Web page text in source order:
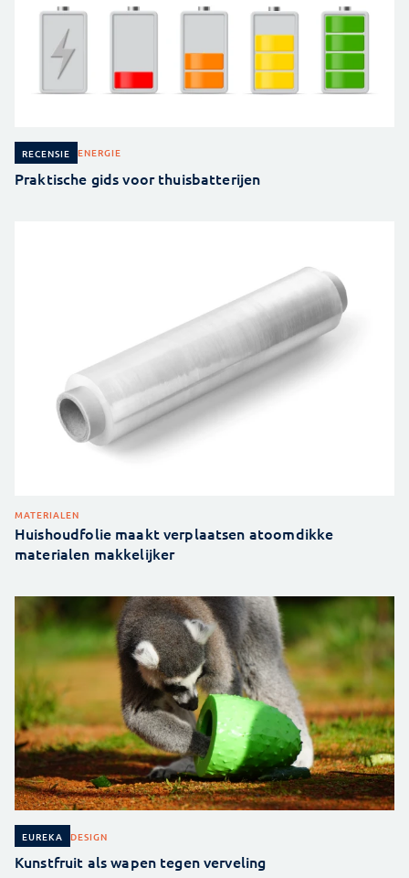
RECENSIE ENERGIE
Praktische gids voor thuisbatterijen
MATERIALEN
Huishoudfolie maakt verplaatsen atoomdikke
materialen makkelijker
EUREKA DESIGN
Kunstfruit als wapen tegen verveling